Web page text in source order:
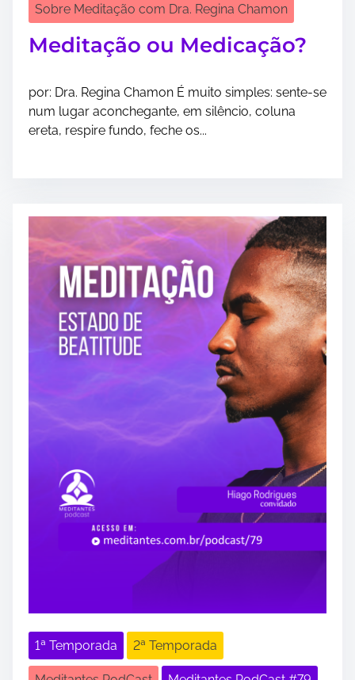
Sobre Meditação com Dra. Regina Chamon
Meditação ou Medicação?
por: Dra. Regina Chamon É muito simples: sente-se
num lugar aconchegante, em silêncio, coluna
ereta, respire fundo, feche os...
1ª Temporada 2ª Temporada